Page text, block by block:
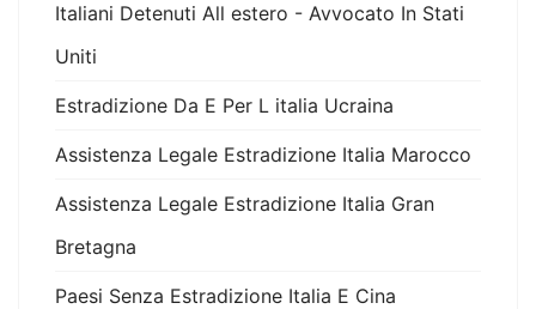
Italiani Detenuti All estero - Avvocato In Stati
Uniti
Estradizione Da E Per L italia Ucraina
Assistenza Legale Estradizione Italia Marocco
Assistenza Legale Estradizione Italia Gran
Bretagna
Paesi Senza Estradizione Italia E Cina